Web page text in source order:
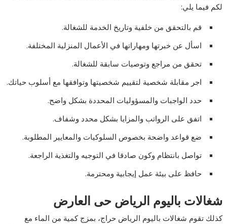
لكم فيما يلي:
قم بالتحقق من خلفية وتاريخ الخدمة للشغالة.
اسأل عن خبرتها ومهاراتها في الأعمال المنزلية المختلفة.
تحقق من مراجع وتوصيات سابقة للشغالة.
اجر مقابلة شخصية لتقييم شخصيتها وتوافقها مع أسلوب حياتك.
حدد الواجبات والمسؤوليات المحددة بشكل واضح.
اتفق على الرواتب والمزايا بشكل محدد وشفاف.
ضع قواعد واضحة بخصوص السلوكيات والمعايير المطلوبة.
تواصل بانتظام وكون صادقا في التوجيه والتغذية الراجعة.
حافظ على بيئة عمل إيجابية ومحترمة.
شغالات باليوم الرياض حى العارض
كذلك تقوم شغالات باليوم الرياض حراج، بمزج كمية من الماء مع